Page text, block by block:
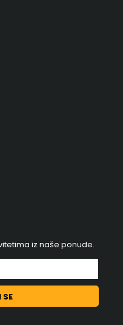
iz naše ponude.
SE